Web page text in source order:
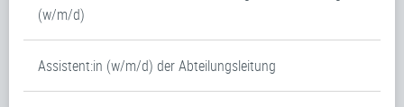
(w/m/d)
Assistent:in (w/m/d) der Abteilungsleitung